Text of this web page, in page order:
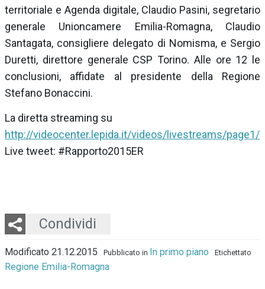
territoriale e Agenda digitale, Claudio Pasini, segretario
generale Unioncamere Emilia-Romagna, Claudio
Santagata, consigliere delegato di Nomisma, e Sergio
Duretti, direttore generale CSP Torino. Alle ore 12 le
conclusioni, affidate al presidente della Regione
Stefano Bonaccini.
La diretta streaming su
http://videocenter.lepida.it/videos/livestreams/page1/
Live tweet: #Rapporto2015ER
Condividi
Twitter
LinkedIn
Email
Whatsapp
Modificato 21.12.2015 Pubblicato in In primo piano Etichettato
Regione Emilia-Romagna